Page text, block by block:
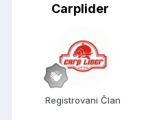
Carplider
Registrovani Član